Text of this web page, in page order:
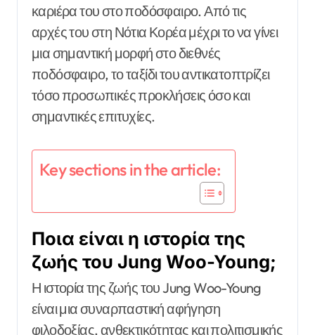
καριέρα του στο ποδόσφαιρο. Από τις
αρχές του στη Νότια Κορέα μέχρι το να γίνει
μια σημαντική μορφή στο διεθνές
ποδόσφαιρο, το ταξίδι του αντικατοπτρίζει
τόσο προσωπικές προκλήσεις όσο και
σημαντικές επιτυχίες.
Key sections in the article:
Ποια είναι η ιστορία της
ζωής του Jung Woo-Young;
Η ιστορία της ζωής του Jung Woo-Young
είναι μια συναρπαστική αφήγηση
φιλοδοξίας, ανθεκτικότητας και πολιτισμικής